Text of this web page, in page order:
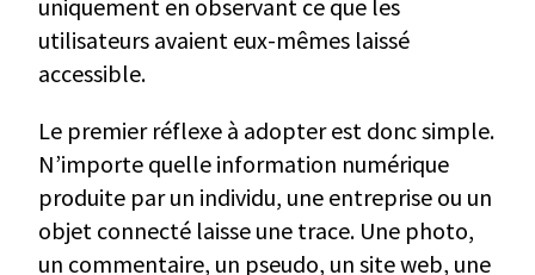
uniquement en observant ce que les
utilisateurs avaient eux-mêmes laissé
accessible.
Le premier réflexe à adopter est donc simple.
N’importe quelle information numérique
produite par un individu, une entreprise ou un
objet connecté laisse une trace. Une photo,
un commentaire, un pseudo, un site web, une